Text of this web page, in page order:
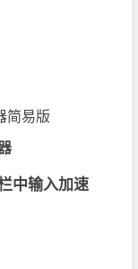
简易版
中输入加速